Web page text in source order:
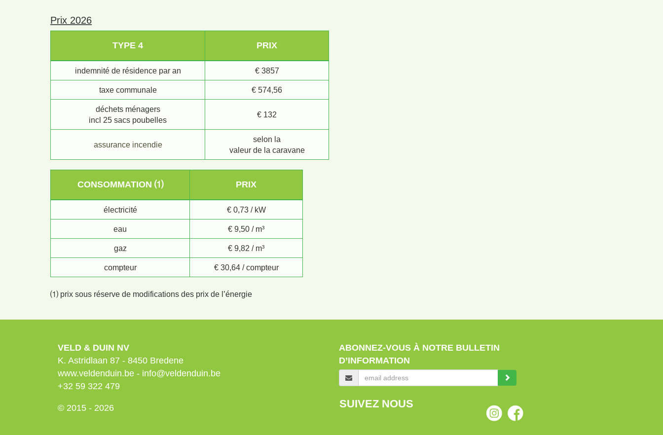
Prix 2026
TYPE 4 PRIX
indemnité de résidence par an € 3857
taxe communale € 574,56
déchets ménagers
incl 25 sacs poubelles
€ 132
assurance incendie
selon la
valeur de la caravane
CONSOMMATION ⑴ PRIX
électricité € 0,73 / kW
eau € 9,50 / m³
gaz € 9,82 / m³
compteur € 30,64 / compteur
⑴ prix sous réserve de modifications des prix de l’énergie
VELD & DUIN NV
K. Astridlaan 87 - 8450 Bredene
www.veldenduin.be - info@veldenduin.be
+32 59 322 479
© 2015 - 2026
ABONNEZ-VOUS À NOTRE BULLETIN
D’INFORMATION
SUIVEZ NOUS